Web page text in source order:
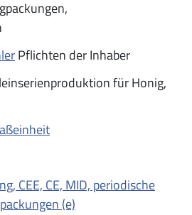
Pflichten der Inhaber
für Honig,
CEE, CE, MID, periodische
(e)